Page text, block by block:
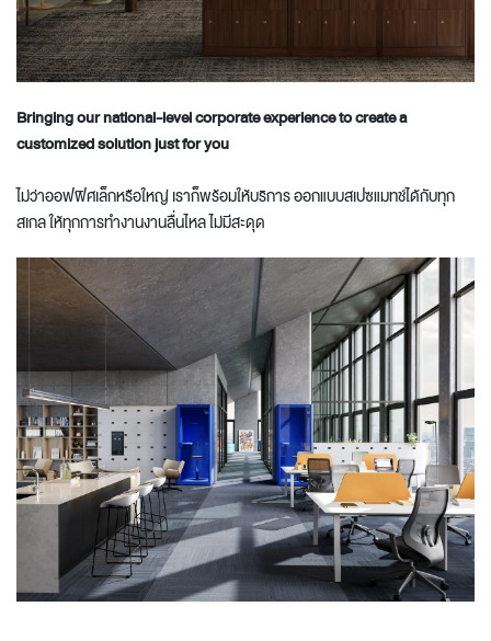
Bringing our national-level corporate experience to create a
customized solution just for you
ไม่ว่าออฟฟิศเล็กหรือใหญ่ เราก็พร้อมให้บริการ ออกแบบสเปซแมทช์ได้กับทุก
สเกล ให้ทุกการทำงานงานลื่นไหล ไม่มีสะดุด